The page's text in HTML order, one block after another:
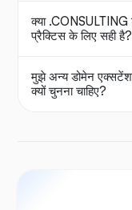
क्या .CONSULTING
प्रैक्टिस के लिए सही है?
मुझे अन्य डोमेन
क्यों चुनना चाहिए?